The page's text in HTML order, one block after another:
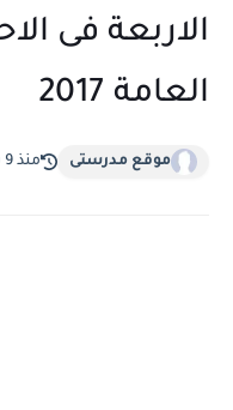
الاربعة فى
العامة 2017
موقع مدرستى منذ 9 سنة